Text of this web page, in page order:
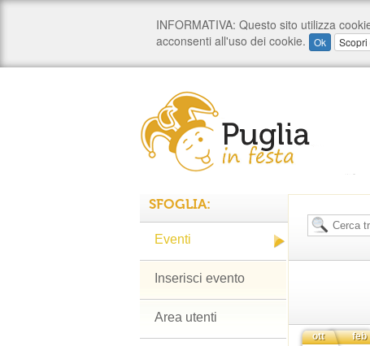
ott feb
SFOGLIA:
Eventi
Inserisci evento
Area utenti